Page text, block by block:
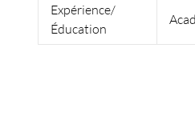
Expérience/
Éducation